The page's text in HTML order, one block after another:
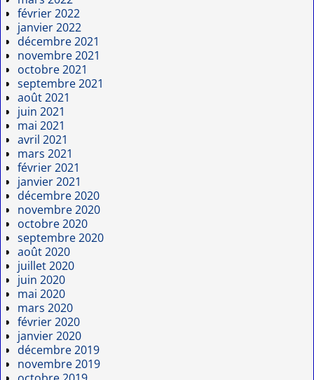
février 2022
janvier 2022
décembre 2021
novembre 2021
octobre 2021
septembre 2021
août 2021
juin 2021
mai 2021
avril 2021
mars 2021
février 2021
janvier 2021
décembre 2020
novembre 2020
octobre 2020
septembre 2020
août 2020
juillet 2020
juin 2020
mai 2020
mars 2020
février 2020
janvier 2020
décembre 2019
novembre 2019